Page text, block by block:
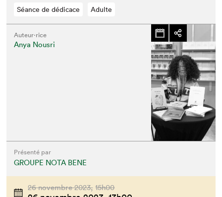
Séance de dédicace Adulte
Auteur·rice
Anya Nousri
Présenté par
GROUPE NOTA BENE
26 novembre 2023, 15h00